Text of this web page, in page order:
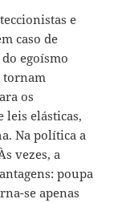
e
caso de
egoísmo
tornam
os
leis elásticas,
Na política a
vezes, a
poupa
se apenas